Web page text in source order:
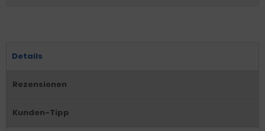
Details
Rezensionen
Kunden-Tipp